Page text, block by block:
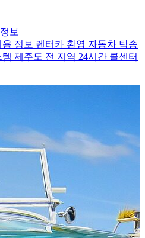
보
정보 렌터카 환영 자동차 탁송
제주도 전 지역 24시간 콜센터